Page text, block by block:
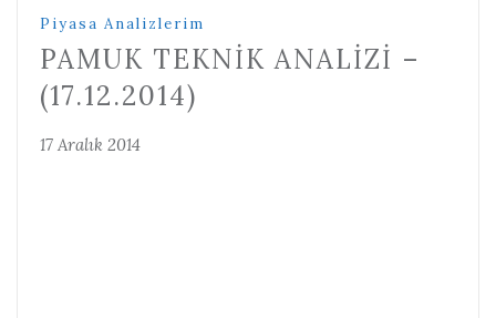
Piyasa Analizlerim
PAMUK TEKNIK ANALIZI –
(17.12.2014)
17 Aralık 2014